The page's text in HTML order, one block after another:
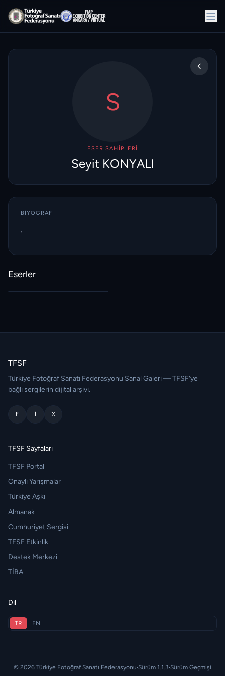
S
ESER SAHIPLERI
Seyit KONYALI
BIYOGRAFI
.
Eserler
TFSF
Türkiye Fotoğraf Sanatı Federasyonu Sanal Galeri — TFSF’ye
bağlı sergilerin dijital arşivi.
F I X
TFSF Sayfaları
TFSF Portal
Onaylı Yarışmalar
Türkiye Aşkı
Almanak
Cumhuriyet Sergisi
TFSF Etkinlik
Destek Merkezi
TİBA
Dil
TR EN
© 2026 Türkiye Fotoğraf Sanatı Federasyonu·Sürüm 1.1.3·Sürüm Geçmişi